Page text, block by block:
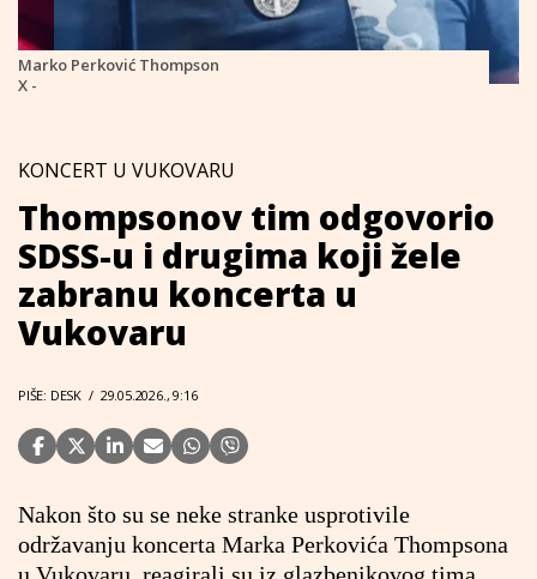
Marko Perković Thompson
X -
KONCERT U VUKOVARU
Thompsonov tim odgovorio
SDSS-u i drugima koji žele
zabranu koncerta u
Vukovaru
PIŠE: DESK / 29.05.2026., 9:16
Nakon što su se neke stranke usprotivile
održavanju koncerta Marka Perkovića Thompsona